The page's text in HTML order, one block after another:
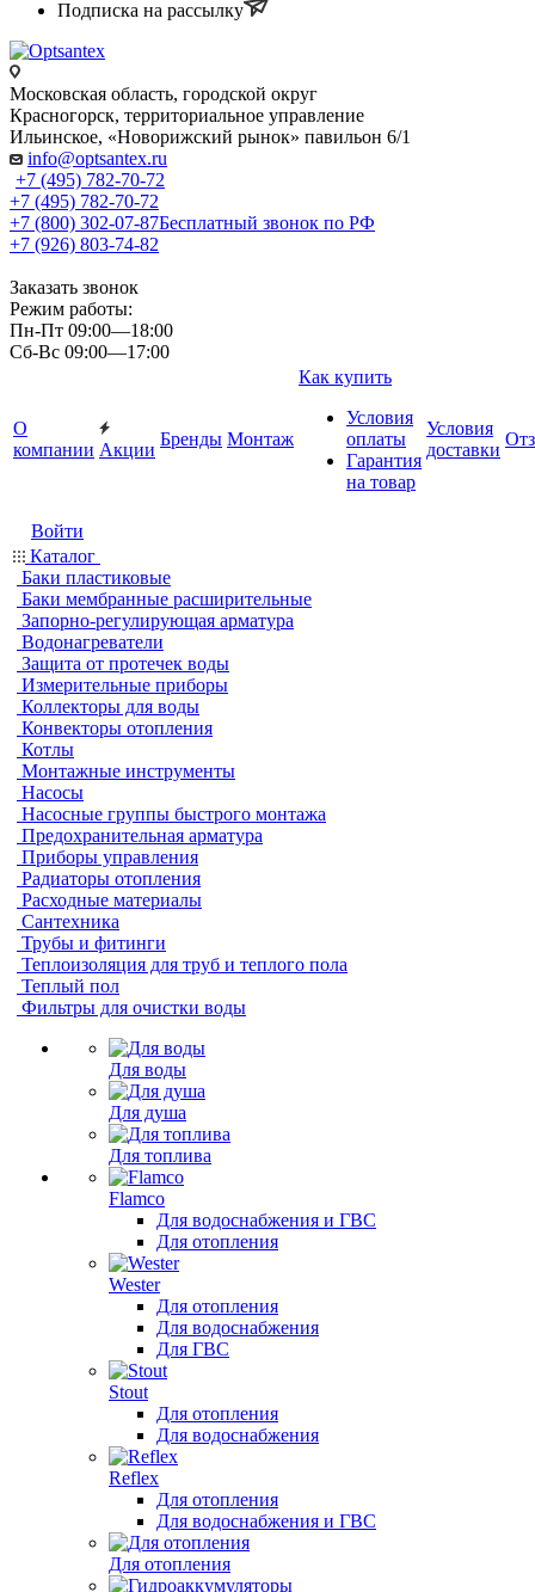
Подписка на рассылку
Московская область, городской округ
Красногорск, территориальное управление
Ильинское, «Новорижский рынок» павильон 6/1
info@optsantex.ru
+7 (495) 782-70-72
+7 (495) 782-70-72
+7 (800) 302-07-87Бесплатный звонок по РФ
+7 (926) 803-74-82
Заказать звонок
Режим работы:
Пн-Пт 09:00—18:00
Сб-Вс 09:00—17:00
О
компании Акции
Бренды Монтаж
Как купить
Условия
оплаты
Гарантия
на товар
Условия
доставки
Войти
Каталог
Баки пластиковые
Баки мембранные расширительные
Запорно-регулирующая арматура
Водонагреватели
Защита от протечек воды
Измерительные приборы
Коллекторы для воды
Конвекторы отопления
Котлы
Монтажные инструменты
Насосы
Насосные группы быстрого монтажа
Предохранительная арматура
Приборы управления
Радиаторы отопления
Расходные материалы
Сантехника
Трубы и фитинги
Теплоизоляция для труб и теплого пола
Теплый пол
Фильтры для очистки воды
Для воды
Для душа
Для топлива
Flamco
Для водоснабжения и ГВС
Для отопления
Wester
Для отопления
Для водоснабжения
Для ГВС
Stout
Для отопления
Для водоснабжения
Reflex
Для отопления
Для водоснабжения и ГВС
Для отопления